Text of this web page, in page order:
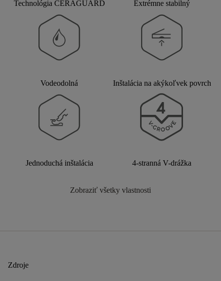
Technológia CERAGUARD Extrémne stabilný
Vodeodolná Inštalácia na akýkoľvek povrch
Jednoduchá inštalácia 4-stranná V-drážka
Zobraziť všetky vlastnosti
Zdroje